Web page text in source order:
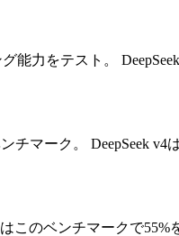
能力をテスト。
チマーク。
DeepSeek v4
はこのベンチマークで55%